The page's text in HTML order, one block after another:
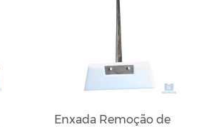
Enxada Remoção de